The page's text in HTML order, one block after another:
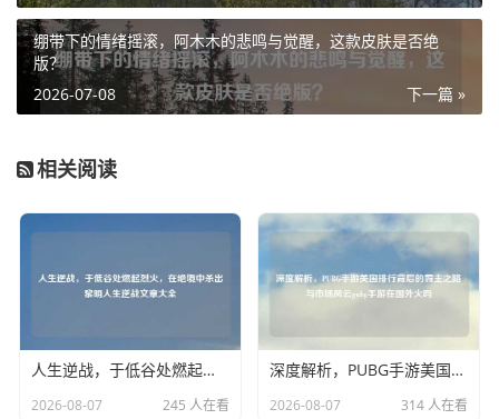
绷带下的情绪摇滚，阿木木的悲鸣与觉醒，这款皮肤是否绝
版？
下一篇 »
2026-07-08
相关阅读
人生逆战，于低谷处燃起烈火，在绝境中杀出黎明人生逆战文章大全
2026-08-07 245 人在看
深度解析，PUBG手游美国排行背后的霸主之路与市场风云pubg手游在国外火吗
2026-08-07 314 人在看